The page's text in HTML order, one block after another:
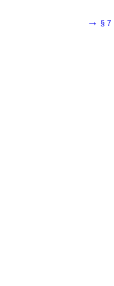
→ § 7